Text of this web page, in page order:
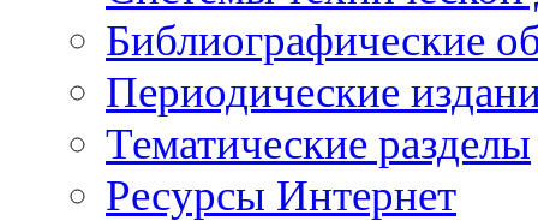
Библиографические
Периодические
Тематические разделы
Ресурсы Интернет